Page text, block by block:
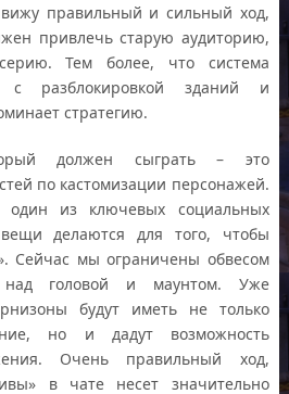
правильный и сильный ход,
привлечь старую аудиторию,
Тем более, что система
с разблокировкой зданий и
стратегию.
должен сыграть – это
по кастомизации персонажей.
из ключевых социальных
делаются для того, чтобы
Сейчас мы ограничены обвесом
над головой и маунтом. Уже
будут иметь не только
но и дадут возможность
Очень правильный ход,
в чате несет значительно